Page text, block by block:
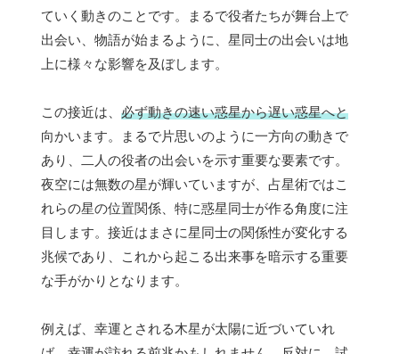
ていく動きのことです。まるで役者たちが舞台上で
出会い、物語が始まるように、星同士の出会いは地
上に様々な影響を及ぼします。
この接近は、 必ず動きの速い惑星から遅い惑星へと
向かいます。まるで片思いのように一方向の動きで
あり、二人の役者の出会いを示す重要な要素です。
夜空には無数の星が輝いていますが、占星術ではこ
れらの星の位置関係、特に惑星同士が作る角度に注
目します。接近はまさに星同士の関係性が変化する
兆候であり、これから起こる出来事を暗示する重要
な手がかりとなります。
例えば、幸運とされる木星が太陽に近づいていれ